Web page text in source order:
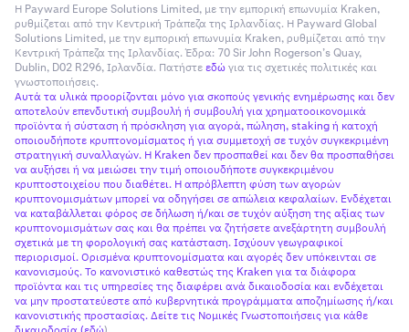
Η Payward Europe Solutions Limited, με την εμπορική επωνυμία Kraken,
ρυθμίζεται από την Κεντρική Τράπεζα της Ιρλανδίας. Η Payward Global
Solutions Limited, με την εμπορική επωνυμία Kraken, ρυθμίζεται από την
Κεντρική Τράπεζα της Ιρλανδίας. Έδρα: 70 Sir John Rogerson’s Quay,
Dublin, D02 R296, Ιρλανδία. Πατήστεεδώγια τις σχετικές πολιτικές και
γνωστοποιήσεις.
Αυτά τα υλικά προορίζονται μόνο για σκοπούς γενικής ενημέρωσης και δεν
αποτελούν επενδυτική συμβουλή ή συμβουλή για χρηματοοικονομικά
προϊόντα ή σύσταση ή πρόσκληση για αγορά, πώληση, staking ή κατοχή
οποιουδήποτε κρυπτονομίσματος ή για συμμετοχή σε τυχόν συγκεκριμένη
στρατηγική συναλλαγών. Η Kraken δεν προσπαθεί και δεν θα προσπαθήσει
να αυξήσει ή να μειώσει την τιμή οποιουδήποτε συγκεκριμένου
κρυπτοστοιχείου που διαθέτει. Η απρόβλεπτη φύση των αγορών
κρυπτονομισμάτων μπορεί να οδηγήσει σε απώλεια κεφαλαίων. Ενδέχεται
να καταβάλλεται φόρος σε δήλωση ή/και σε τυχόν αύξηση της αξίας των
κρυπτονομισμάτων σας και θα πρέπει να ζητήσετε ανεξάρτητη συμβουλή
σχετικά με τη φορολογική σας κατάσταση. Ισχύουν γεωγραφικοί
περιορισμοί. Ορισμένα κρυπτονομίσματα και αγορές δεν υπόκεινται σε
κανονισμούς. Το κανονιστικό καθεστώς της Kraken για τα διάφορα
προϊόντα και τις υπηρεσίες της διαφέρει ανά δικαιοδοσία και ενδέχεται
να μην προστατεύεστε από κυβερνητικά προγράμματα αποζημίωσης ή/και
κανονιστικής προστασίας. Δείτε τις Νομικές Γνωστοποιήσεις για κάθε